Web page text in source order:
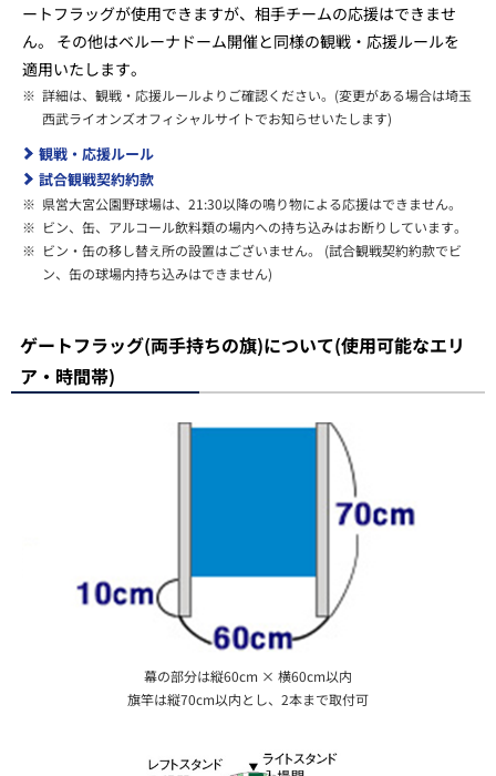
ートフラッグが使用できますが、相手チームの応援はできませ
ん。 その他はベルーナドーム開催と同様の観戦・応援ルールを
適用いたします。
※ 詳細は、観戦・応援ルールよりご確認ください。(変更がある場合は埼玉
西武ライオンズオフィシャルサイトでお知らせいたします)
観戦・応援ルール
試合観戦契約約款
※ 県営大宮公園野球場は、21:30以降の鳴り物による応援はできません。
※ ビン、缶、アルコール飲料類の場内への持ち込みはお断りしています。
※ ビン・缶の移し替え所の設置はございません。 (試合観戦契約約款でビ
ン、缶の球場内持ち込みはできません)
ゲートフラッグ(両手持ちの旗)について(使用可能なエリ
ア・時間帯)
幕の部分は縦60cm × 横60cm以内
旗竿は縦70cm以内とし、2本まで取付可